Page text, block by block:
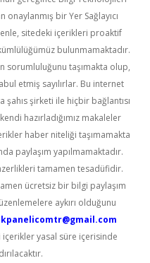
bir Yer Sağlayıcı
sitedeki içerikleri proaktif
bulunmamaktadır.
sorumluluğunu taşımakta olup,
etmiş sayılırlar. Bu internet
şirketi ile hiçbir bağlantısı
hazırladığımız makaleler
haber niteliği taşımamakta
paylaşım yapılmamaktadır.
tamamen tesadüfidir.
ücretsiz bir bilgi paylaşım
aykırı olduğunu
yasal süre içerisinde